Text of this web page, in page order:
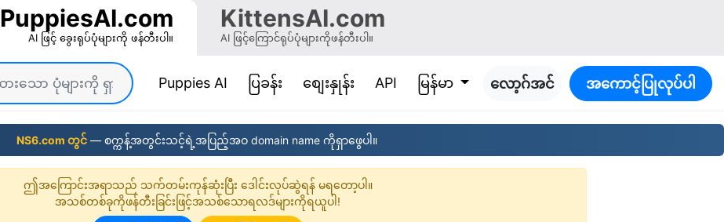
PuppiesAI.com
AI ဖြင့် ခွေးရုပ်ပုံများကို ဖန်တီးပါ။
KittensAI.com
AI ဖြင့်ကြောင်ရုပ်ပုံများကိုဖန်တီးပါ။
Puppies AI(current)
ပြခန်း စျေးနှုန်း API မြန်မာ လော့ဂ်အင် အကောင့်ပြုလုပ်ပါ
NS6.com တွင် — စက္ကန့်အတွင်းသင့်ရဲ့အပြည့်အဝ domain name ကိုရှာဖွေပါ။
ဤအကြောင်းအရာသည် သက်တမ်းကုန်ဆုံးပြီး ဒေါင်းလုပ်ဆွဲရန် မရတော့ပါ။
အသစ်တစ်ခုကိုဖန်တီးခြင်းဖြင့်အသစ်သောရလဒ်များကိုရယူပါ!